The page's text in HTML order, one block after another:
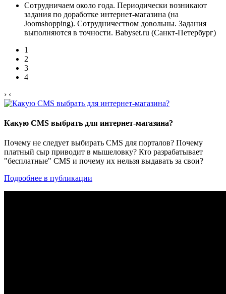
Сотрудничаем около года. Периодически возникают
задания по доработке интернет-магазина (на
Joomshopping). Сотрудничеством довольны. Задания
выполняются в точности. Babyset.ru (Санкт-Петербург)
1
2
3
4
› ‹
Какую CMS выбрать для интернет-магазина?
Почему не следует выбирать CMS для порталов? Почему
платный сыр приводит в мышеловку? Кто разрабатывает
"бесплатные" CMS и почему их нельзя выдавать за свои?
Подробнее в публикации